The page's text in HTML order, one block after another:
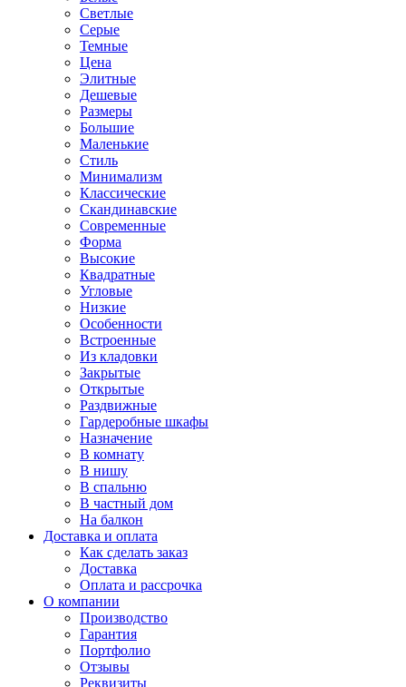
Светлые
Серые
Темные
Цена
Элитные
Дешевые
Размеры
Большие
Маленькие
Стиль
Минимализм
Классические
Скандинавские
Современные
Форма
Высокие
Квадратные
Угловые
Низкие
Особенности
Встроенные
Из кладовки
Закрытые
Открытые
Раздвижные
Гардеробные шкафы
Назначение
В комнату
В нишу
В спальню
В частный дом
На балкон
Доставка и оплата
Как сделать заказ
Доставка
Оплата и рассрочка
О компании
Производство
Гарантия
Портфолио
Отзывы
Реквизиты